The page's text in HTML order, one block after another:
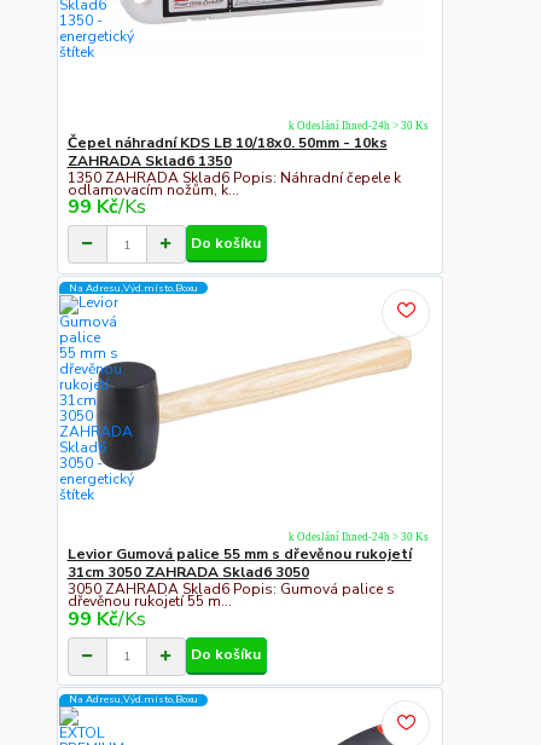
Čepel náhradní KDS LB 10/18x0. 50mm - 10ks
ZAHRADA Sklad6 1350
1350 ZAHRADA Sklad6 Popis: Náhradní čepele k
odlamovacím nožům, k...
99 Kč/Ks
k Odeslání Ihned-24h > 30 Ks
Do košíku
Na Adresu,Výd.místo,Boxu
Levior Gumová palice 55 mm s dřevěnou rukojetí
31cm 3050 ZAHRADA Sklad6 3050
3050 ZAHRADA Sklad6 Popis: Gumová palice s
dřevěnou rukojetí 55 m...
99 Kč/Ks
k Odeslání Ihned-24h > 30 Ks
Do košíku
Na Adresu,Výd.místo,Boxu